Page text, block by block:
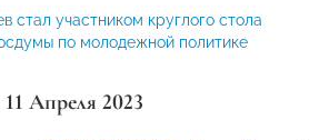
стал участником круглого стола
по молодежной политике
11 Апреля 2023